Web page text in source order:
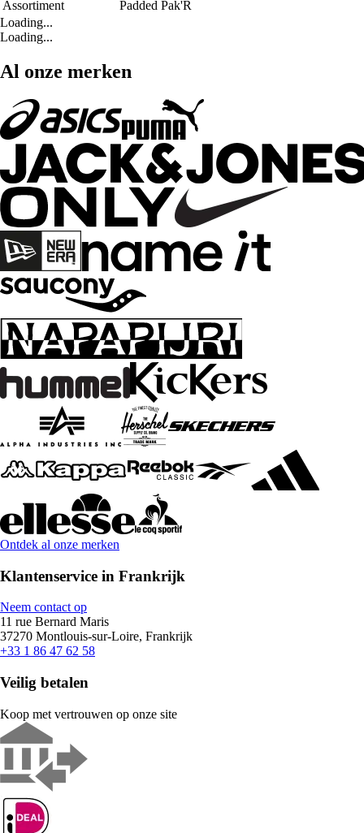
Assortiment
Padded Pak'R
Loading...
Loading...
Al onze merken
Ontdek al onze merken
Klantenservice in Frankrijk
Neem contact op
11 rue Bernard Maris
37270 Montlouis-sur-Loire, Frankrijk
+33 1 86 47 62 58
Veilig betalen
Koop met vertrouwen op onze site